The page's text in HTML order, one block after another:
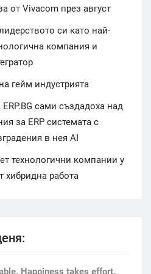
от Vivacom през август
си като най-
компания и
гейм индустрията
сами създадоха над
за ERP системата с
в нея AI
технологични компании у
хибридна работа
Happiness takes effort.